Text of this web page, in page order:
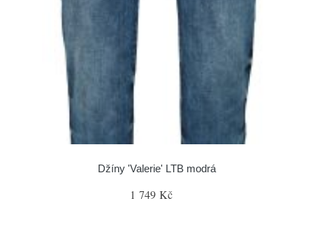
Džíny 'Valerie' LTB modrá
1 749 Kč